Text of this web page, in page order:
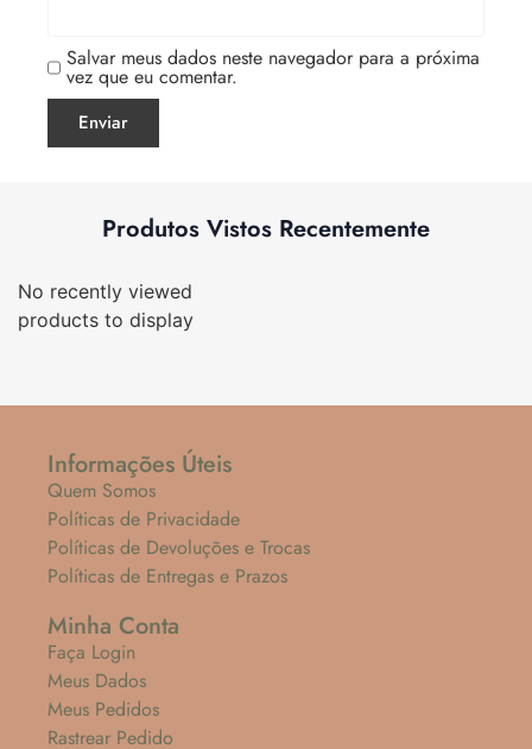
Salvar meus dados neste navegador para a próxima
vez que eu comentar.
Produtos Vistos Recentemente
No recently viewed
products to display
Informações Úteis
Quem Somos
Políticas de Privacidade
Políticas de Devoluções e Trocas
Políticas de Entregas e Prazos
Minha Conta
Faça Login
Meus Dados
Meus Pedidos
Rastrear Pedido